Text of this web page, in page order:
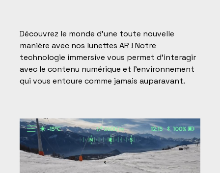
Découvrez le monde d'une toute nouvelle
manière avec nos lunettes AR ! Notre
technologie immersive vous permet d'interagir
avec le contenu numérique et l'environnement
qui vous entoure comme jamais auparavant.